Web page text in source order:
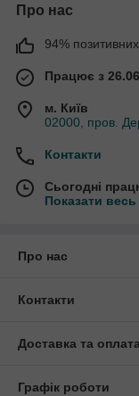
Про нас
94% позитивних
Працює з
м. Київ
02000, пров.
Контакти
Сьогодні
Показати
Про нас
Контакти
Доставка та оплата
Графік роботи